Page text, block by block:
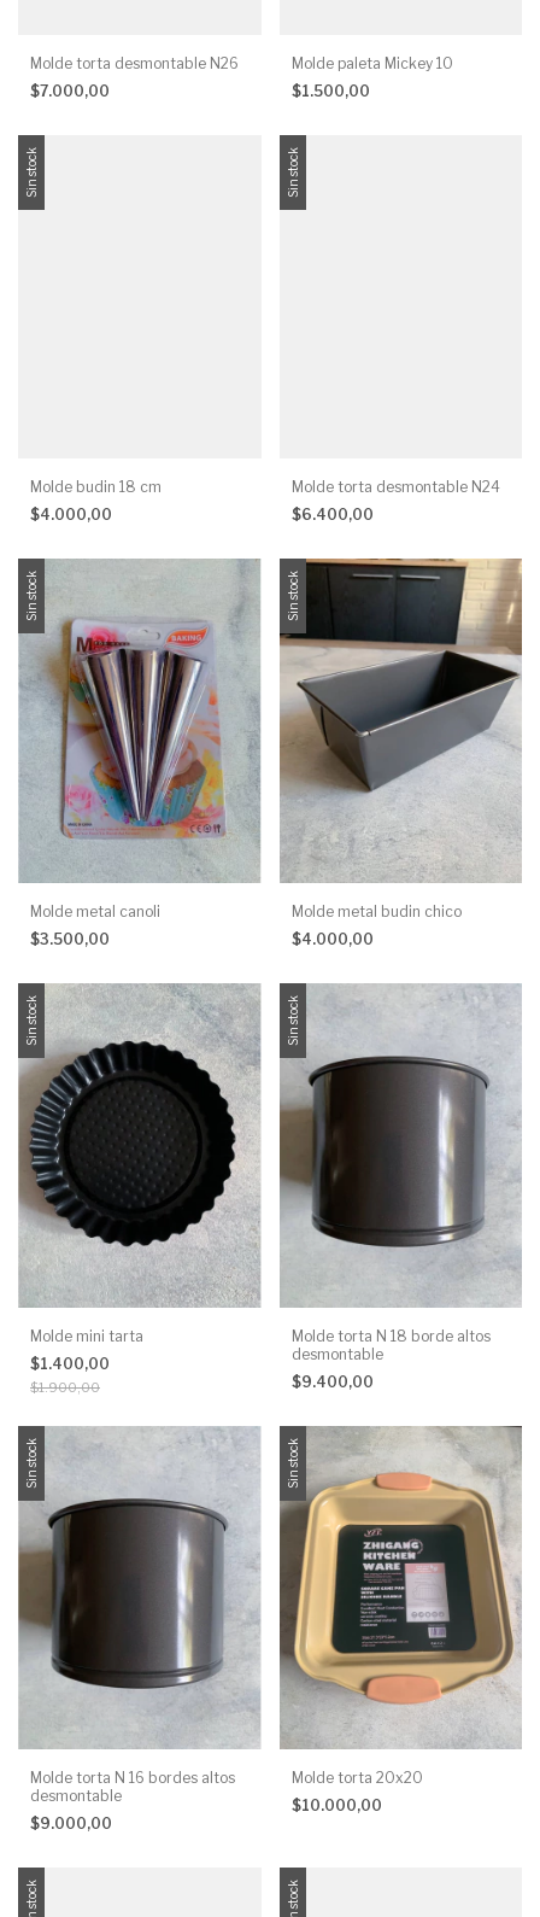
Molde torta desmontable N26
$7.000,00
Molde paleta Mickey 10
$1.500,00
Sin stock
Molde budin 18 cm
$4.000,00
Sin stock
Molde torta desmontable N24
$6.400,00
Sin stock
Molde metal canoli
$3.500,00
Sin stock
Molde metal budin chico
$4.000,00
Sin stock
Molde mini tarta
$1.400,00
$1.900,00
Sin stock
Molde torta N 18 borde altos
desmontable
$9.400,00
Sin stock
Molde torta N 16 bordes altos
desmontable
$9.000,00
Sin stock
Molde torta 20x20
$10.000,00
Sin stock Sin stock